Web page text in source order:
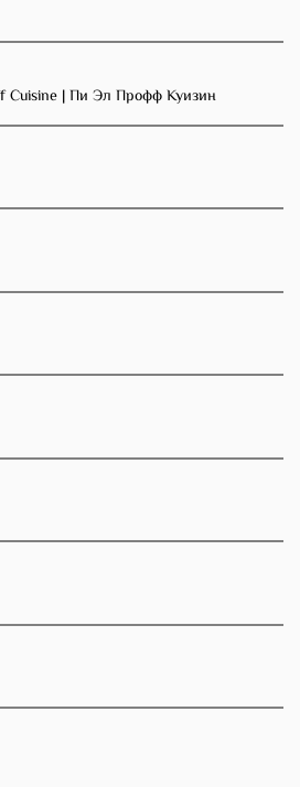
Cuisine | Пи Эл Профф Куизин